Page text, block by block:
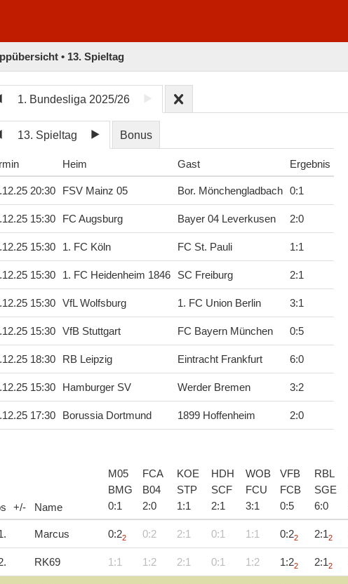
• 13. Spieltag
1. Bundesliga 2025/26
13. Spieltag Bonus
Heim Gast Ergebnis
20:30 FSV Mainz 05 Bor. Mönchengladbach 0:1
15:30 FC Augsburg Bayer 04 Leverkusen 2:0
15:30 1. FC Köln FC St. Pauli 1:1
15:30 1. FC Heidenheim 1846 SC Freiburg 2:1
15:30 VfL Wolfsburg 1. FC Union Berlin 3:1
15:30 VfB Stuttgart FC Bayern München 0:5
18:30 RB Leipzig Eintracht Frankfurt 6:0
15:30 Hamburger SV Werder Bremen 3:2
17:30 Borussia Dortmund 1899 Hoffenheim 2:0
+/- Name
M05
BMG
0:1
FCA
B04
2:0
KOE
STP
1:1
HDH
SCF
2:1
WOB
FCU
3:1
VFB
FCB
0:5
RBL
SGE
6:0
Marcus 0:22 0:2 2:1 0:1 1:1 0:22 2:12
RK69 1:1 1:2 2:1 0:1 1:2 1:22 2:12